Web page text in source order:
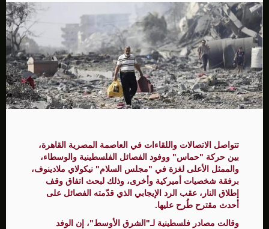
تتواصل الاتصالات واللقاءات في العاصمة المصرية القاهرة،
بين حركة "حماس" ووفود الفصائل الفلسطينية والوسطاء،
والممثل الأعلى لغزة في "مجلس السلام" نيكولاي ملادينوف،
برفقة شخصيات أميركية وأخرى، وذلك لبحث اتفاق وقف
إطلاق النار، عقب الرد الإيجابي الذي قدّمته الفصائل على
أحدث مقترح طُرح عليها.
وقالت مصادر فلسطينية لـ"الشرق الأوسط"، إن الوفد